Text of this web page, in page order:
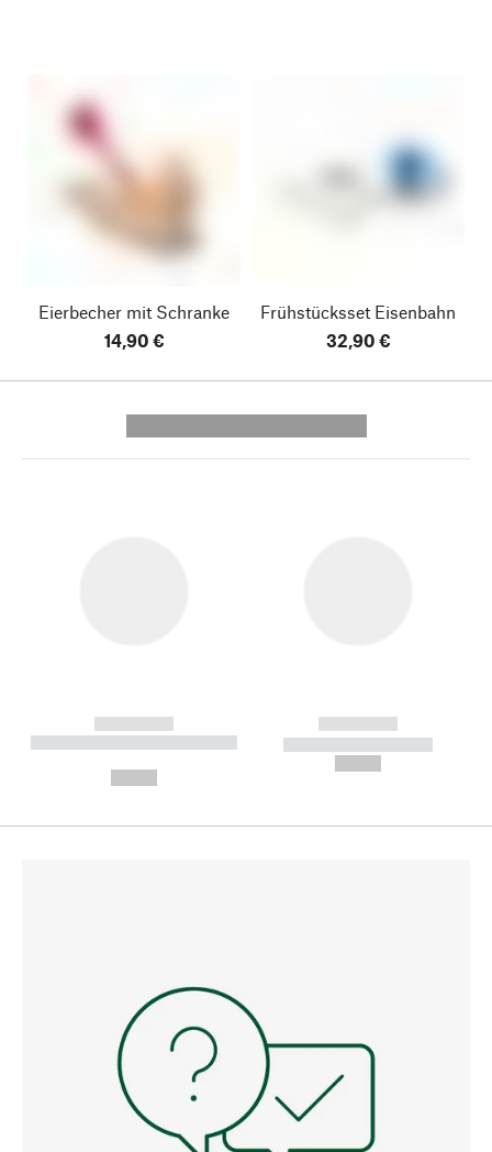
Eierbecher mit Schranke
14,90 €
Frühstücksset Eisenbahn
32,90 €
------------
----------- ----------- --------
------------
----------- -----------